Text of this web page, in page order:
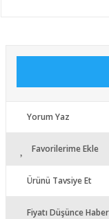
Yorum Yaz
Favorilerime Ekle
Ürünü Tavsiye Et
Fiyatı Düşünce